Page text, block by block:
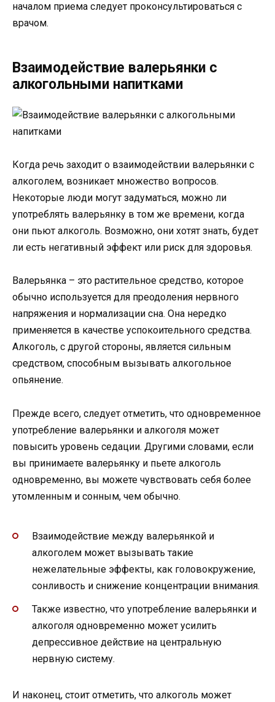
началом приема следует проконсультироваться с
врачом.
Взаимодействие валерьянки с
алкогольными напитками
Когда речь заходит о взаимодействии валерьянки с
алкоголем, возникает множество вопросов.
Некоторые люди могут задуматься, можно ли
употреблять валерьянку в том же времени, когда
они пьют алкоголь. Возможно, они хотят знать, будет
ли есть негативный эффект или риск для здоровья.
Валерьянка – это растительное средство, которое
обычно используется для преодоления нервного
напряжения и нормализации сна. Она нередко
применяется в качестве успокоительного средства.
Алкоголь, с другой стороны, является сильным
средством, способным вызывать алкогольное
опьянение.
Прежде всего, следует отметить, что одновременное
употребление валерьянки и алкоголя может
повысить уровень седации. Другими словами, если
вы принимаете валерьянку и пьете алкоголь
одновременно, вы можете чувствовать себя более
утомленным и сонным, чем обычно.
Взаимодействие между валерьянкой и
алкоголем может вызывать такие
нежелательные эффекты, как головокружение,
сонливость и снижение концентрации внимания.
Также известно, что употребление валерьянки и
алкоголя одновременно может усилить
депрессивное действие на центральную
нервную систему.
И наконец, стоит отметить, что алкоголь может